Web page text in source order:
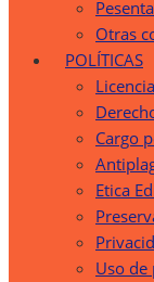
Otras
POLÍTICAS
Cargo
Etica
Uso